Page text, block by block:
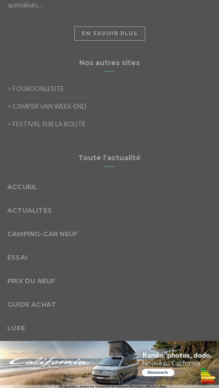
spécialisés…
EN SAVOIR PLUS
Nos autres sites
> FOURGONLESITE
> CAMPER VAN WEEK-END
> FESTIVAL SUR LA ROUTE
Toute l’actualité
ACCUEIL
ACTUALITÉS
CAMPING-CAR NEUF
ESSAI
PRIX DU NEUF
GUIDE ACHAT
LUXE
Suivez-nous sur